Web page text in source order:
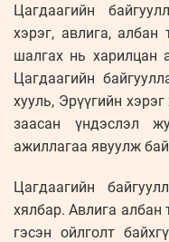
Цагдаагийн
хэрэг, авлига,
шалгах нь харилцан
Цагдаагийн
хууль, Эрүүгийн
заасан үндэслэл
ажиллагаа явуулж
Цагдаагийн
хялбар. Авлига албан
гэсэн ойлголт